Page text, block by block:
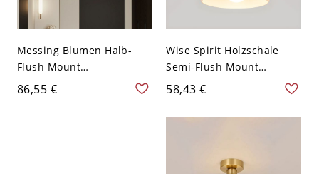
Messing Blumen Halb-
Flush Mount
Deckenleuchte mit
Milchglas Schirm - 110V-
86,55 €
Wise Spirit Holzschale
Semi-Flush Mount
Deckenleuchte mit
mattem Glasschirm -
Walnuss Farbe 110V-120V
58,43 €